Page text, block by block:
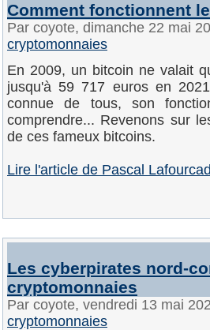
Comment fonctionnent
Par coyote, dimanche 22 mai
cryptomonnaies
En 2009, un bitcoin ne valait
jusqu'à 59 717 euros en
connue de tous, son
comprendre... Revenons sur
de ces fameux bitcoins.
Lire l'article de Pascal
Les cyberpirates nord-
cryptomonnaies
Par coyote, vendredi 13 mai
cryptomonnaies